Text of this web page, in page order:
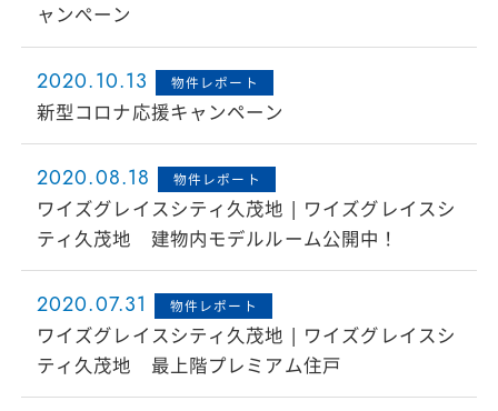
ャンぺーン
2020.10.13 物件レポート
新型コロナ応援キャンペーン
2020.08.18 物件レポート
ワイズグレイスシティ久茂地 | ワイズグレイスシ
ティ久茂地 建物内モデルルーム公開中！
2020.07.31 物件レポート
ワイズグレイスシティ久茂地 | ワイズグレイスシ
ティ久茂地 最上階プレミアム住戸